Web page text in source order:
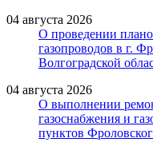
04 августа 2026
О проведении
газопроводов в г.
Волгоградской
04 августа 2026
О выполнении
газоснабжения и
пунктов